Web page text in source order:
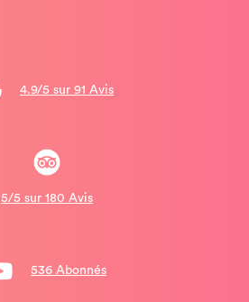
4.9/5 sur 91 Avis
5/5 sur 180 Avis
536 Abonnés